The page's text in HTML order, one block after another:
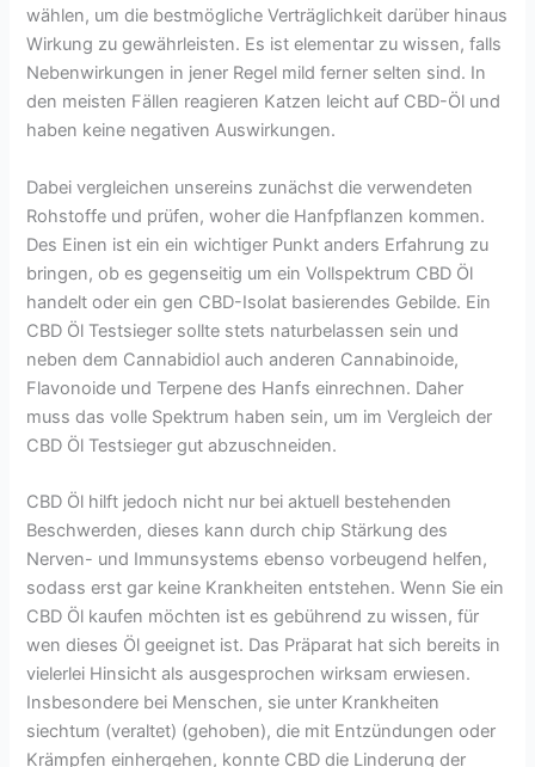
wählen, um die bestmögliche Verträglichkeit darüber hinaus
Wirkung zu gewährleisten. Es ist elementar zu wissen, falls
Nebenwirkungen in jener Regel mild ferner selten sind. In
den meisten Fällen reagieren Katzen leicht auf CBD-Öl und
haben keine negativen Auswirkungen.
Dabei vergleichen unsereins zunächst die verwendeten
Rohstoffe und prüfen, woher die Hanfpflanzen kommen.
Des Einen ist ein ein wichtiger Punkt anders Erfahrung zu
bringen, ob es gegenseitig um ein Vollspektrum CBD Öl
handelt oder ein gen CBD-Isolat basierendes Gebilde. Ein
CBD Öl Testsieger sollte stets naturbelassen sein und
neben dem Cannabidiol auch anderen Cannabinoide,
Flavonoide und Terpene des Hanfs einrechnen. Daher
muss das volle Spektrum haben sein, um im Vergleich der
CBD Öl Testsieger gut abzuschneiden.
CBD Öl hilft jedoch nicht nur bei aktuell bestehenden
Beschwerden, dieses kann durch chip Stärkung des
Nerven- und Immunsystems ebenso vorbeugend helfen,
sodass erst gar keine Krankheiten entstehen. Wenn Sie ein
CBD Öl kaufen möchten ist es gebührend zu wissen, für
wen dieses Öl geeignet ist. Das Präparat hat sich bereits in
vielerlei Hinsicht als ausgesprochen wirksam erwiesen.
Insbesondere bei Menschen, sie unter Krankheiten
siechtum (veraltet) (gehoben), die mit Entzündungen oder
Krämpfen einhergehen, konnte CBD die Linderung der